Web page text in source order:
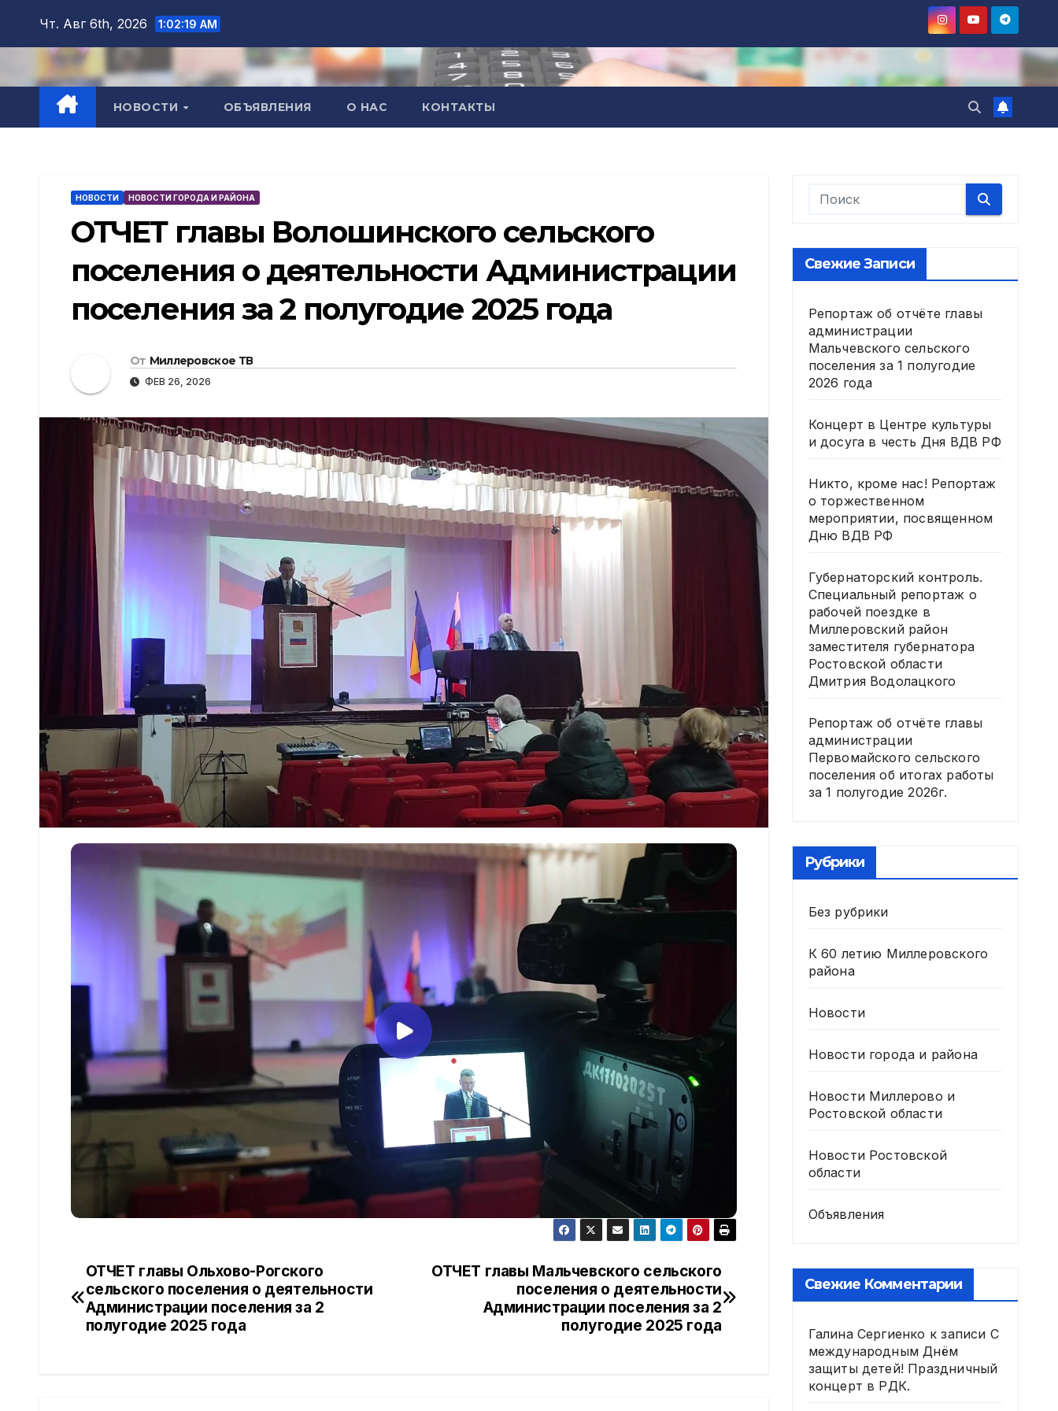
содержимому
Чт. Авг 6th, 2026 1:02:21 AM
НОВОСТИ ОБЪЯВЛЕНИЯ О НАС КОНТАКТЫ
НОВОСТИ НОВОСТИ ГОРОДА И РАЙОНА
ОТЧЕТ главы Волошинского сельского
поселения о деятельности Администрации
поселения за 2 полугодие 2025 года
От Миллеровское ТВ
ФЕВ 26, 2026
Навигация
по
записям
ОТЧЕТ главы Мальчевского сельского
поселения о деятельности
Администрации поселения за 2
полугодие 2025 года
ОТЧЕТ главы Ольхово-Рогского
сельского поселения о деятельности
Администрации поселения за 2
полугодие 2025 года
Свежие Записи
Репортаж об отчёте главы
администрации
Мальчевского сельского
поселения за 1 полугодие
2026 года
Концерт в Центре культуры
и досуга в честь Дня ВДВ РФ
Никто, кроме нас! Репортаж
о торжественном
мероприятии, посвященном
Дню ВДВ РФ
Губернаторский контроль.
Специальный репортаж о
рабочей поездке в
Миллеровский район
заместителя губернатора
Ростовской области
Дмитрия Водолацкого
Репортаж об отчёте главы
администрации
Первомайского сельского
поселения об итогах работы
за 1 полугодие 2026г.
Рубрики
Без рубрики
К 60 летию Миллеровского
района
Новости
Новости города и района
Новости Миллерово и
Ростовской области
Новости Ростовской
области
Объявления
Свежие Комментарии
Галина Сергиенко к записи С
международным Днём
защиты детей! Праздничный
концерт в РДК.